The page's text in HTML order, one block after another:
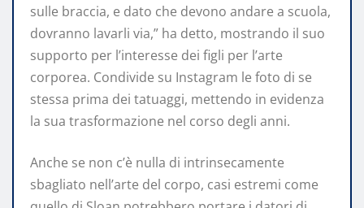
sulle braccia, e dato che devono andare a scuola,
dovranno lavarli via,” ha detto, mostrando il suo
supporto per l’interesse dei figli per l’arte
corporea. Condivide su Instagram le foto di se
stessa prima dei tatuaggi, mettendo in evidenza
la sua trasformazione nel corso degli anni.
Anche se non c’è nulla di intrinsecamente
sbagliato nell’arte del corpo, casi estremi come